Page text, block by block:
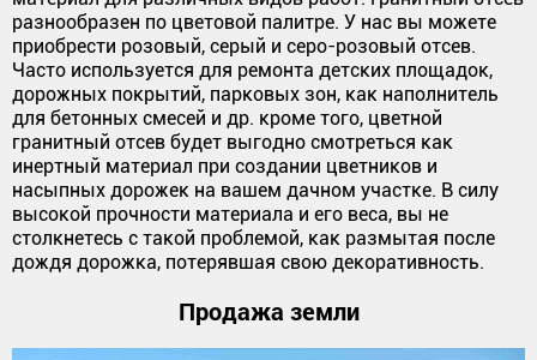
разнообразен по цветовой палитре. У нас вы можете
приобрести розовый, серый и серо-розовый отсев.
Часто используется для ремонта детских площадок,
дорожных покрытий, парковых зон, как наполнитель
для бетонных смесей и др. кроме того, цветной
гранитный отсев будет выгодно смотреться как
инертный материал при создании цветников и
насыпных дорожек на вашем дачном участке. В силу
высокой прочности материала и его веса, вы не
столкнетесь с такой проблемой, как размытая после
дождя дорожка, потерявшая свою декоративность.
Продажа земли